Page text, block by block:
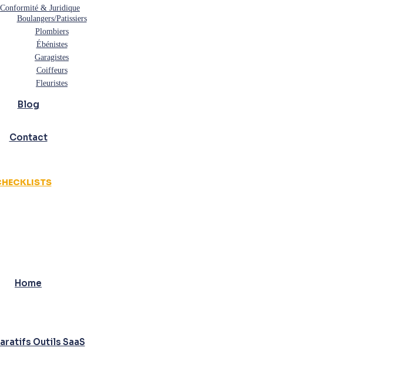
Conformité & Juridique
Boulangers/Patissiers
Plombiers
Ébénistes
Garagistes
Coiffeurs
Fleuristes
Blog
Contact
Home
Outils SaaS